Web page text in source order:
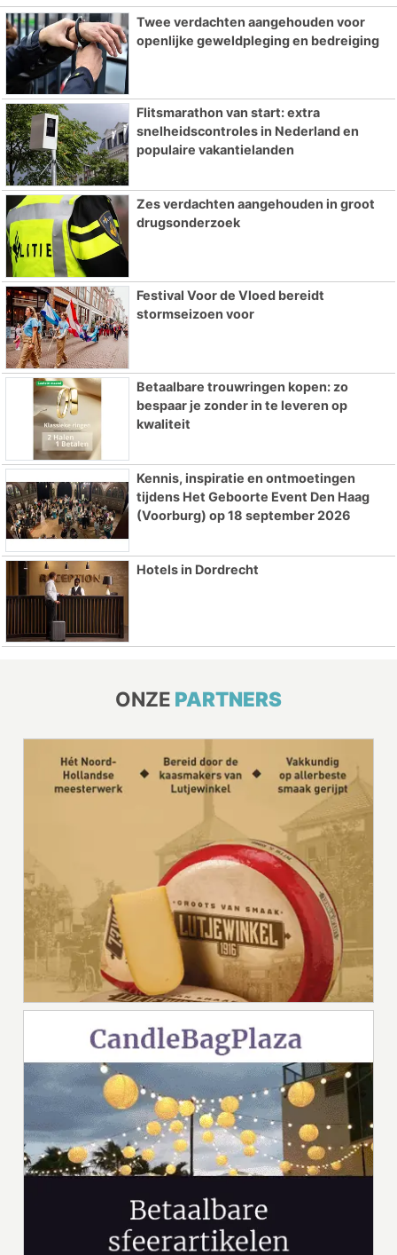
Twee verdachten aangehouden voor
openlijke geweldpleging en bedreiging
Flitsmarathon van start: extra
snelheidscontroles in Nederland en
populaire vakantielanden
Zes verdachten aangehouden in groot
drugsonderzoek
Festival Voor de Vloed bereidt
stormseizoen voor
Betaalbare trouwringen kopen: zo
bespaar je zonder in te leveren op
kwaliteit
Kennis, inspiratie en ontmoetingen
tijdens Het Geboorte Event Den Haag
(Voorburg) op 18 september 2026
Hotels in Dordrecht
ONZE PARTNERS